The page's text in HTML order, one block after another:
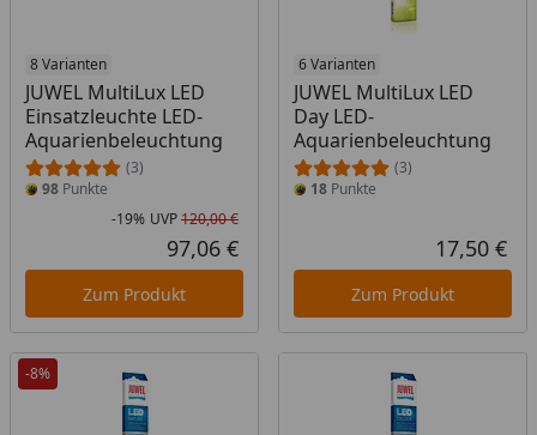
8 Varianten
JUWEL MultiLux LED
Einsatzleuchte LED-
Aquarienbeleuchtung
(3)
98 Punkte
Rabatt in Prozent
-19%
Ursprünglicher Preis
UVP120,00 €
Aktueller Preis
97,06 €
Zum Produkt
6 Varianten
JUWEL MultiLux LED
Day LED-
Aquarienbeleuchtung
(3)
18Punkte
17,50 €
Zum Produkt
-8%